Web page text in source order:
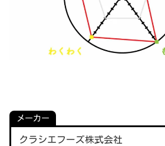
メーカー
クラシエフーズ株式会社